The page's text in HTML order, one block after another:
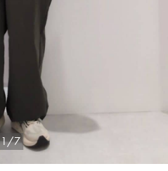
1/7